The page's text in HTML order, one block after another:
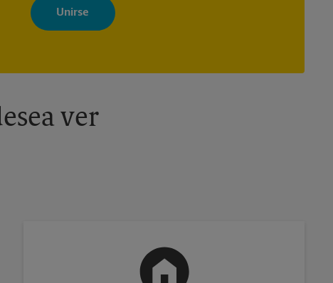
con noticias, ofertas especiales, promociones y mensajes
adaptados a sus intereses. Puede darse de baja en cualquier
momento. Para más información, consulte nuestra política de
información, contacte al centro The UPS Store en su ciudad.
ver